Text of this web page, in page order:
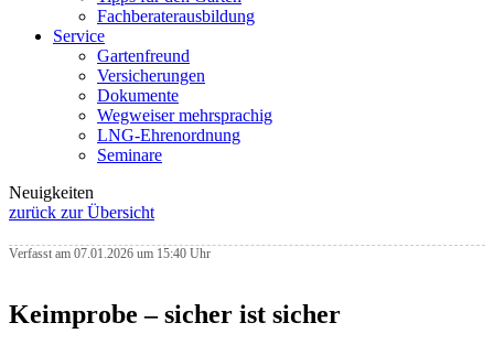
Fachberaterausbildung
Service
Gartenfreund
Versicherungen
Dokumente
Wegweiser mehrsprachig
LNG-Ehrenordnung
Seminare
Neuigkeiten
zurück zur Übersicht
Verfasst am 07.01.2026 um 15:40 Uhr
Keimprobe – sicher ist sicher